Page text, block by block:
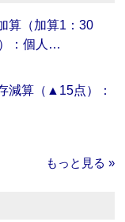
算（加算1：30
：個人…
減算（▲15点）：
もっと見る »